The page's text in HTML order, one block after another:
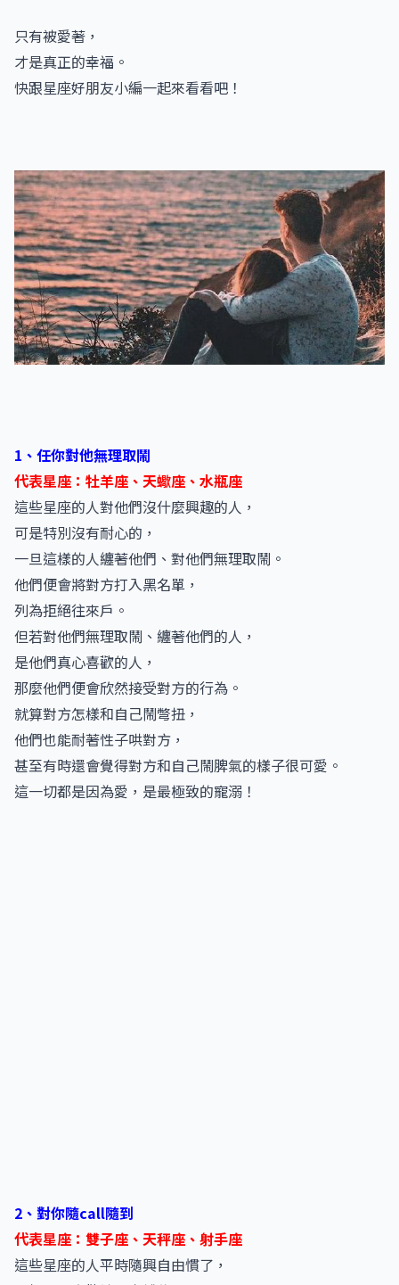
只有被愛著，
才是真正的幸福。
快跟星座好朋友小編一起來看看吧！
1、任你對他無理取鬧
代表星座：牡羊座、天蠍座、水瓶座
這些星座的人對他們沒什麼興趣的人，
可是特別沒有耐心的，
一旦這樣的人纏著他們、對他們無理取鬧。
他們便會將對方打入黑名單，
列為拒絕往來戶。
但若對他們無理取鬧、纏著他們的人，
是他們真心喜歡的人，
那麼他們便會欣然接受對方的行為。
就算對方怎樣和自己鬧彆扭，
他們也能耐著性子哄對方，
甚至有時還會覺得對方和自己鬧脾氣的樣子很可愛。
這一切都是因為愛，是最極致的寵溺！
2、對你隨call隨到
代表星座：雙子座、天秤座、射手座
這些星座的人平時隨興自由慣了，